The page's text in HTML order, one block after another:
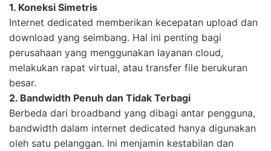
1. Koneksi Simetris
Internet dedicated memberikan kecepatan upload dan
download yang seimbang. Hal ini penting bagi
perusahaan yang menggunakan layanan cloud,
melakukan rapat virtual, atau transfer file berukuran
besar.
2. Bandwidth Penuh dan Tidak Terbagi
Berbeda dari broadband yang dibagi antar pengguna,
bandwidth dalam internet dedicated hanya digunakan
oleh satu pelanggan. Ini menjamin kestabilan dan